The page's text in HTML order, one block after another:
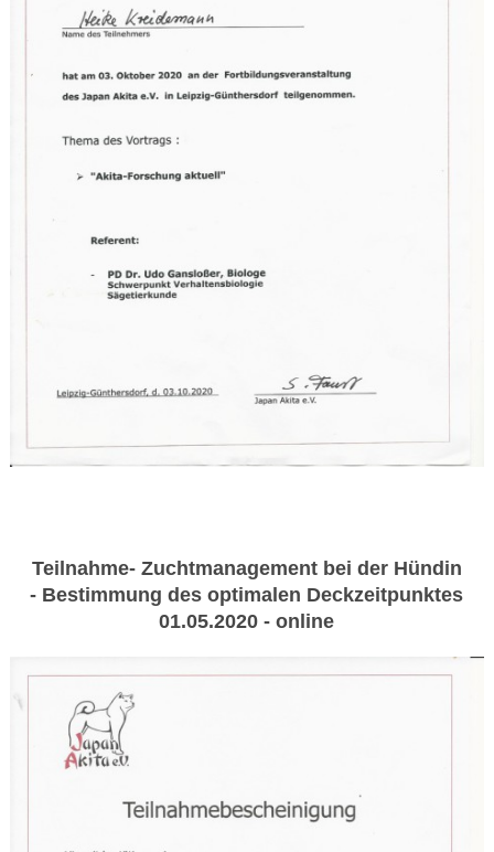
Teilnahme- Zuchtmanagement bei der Hündin
- Bestimmung des optimalen Deckzeitpunktes
01.05.2020 - online